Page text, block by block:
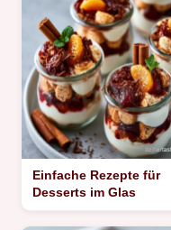
Einfache Rezepte für
Desserts im Glas